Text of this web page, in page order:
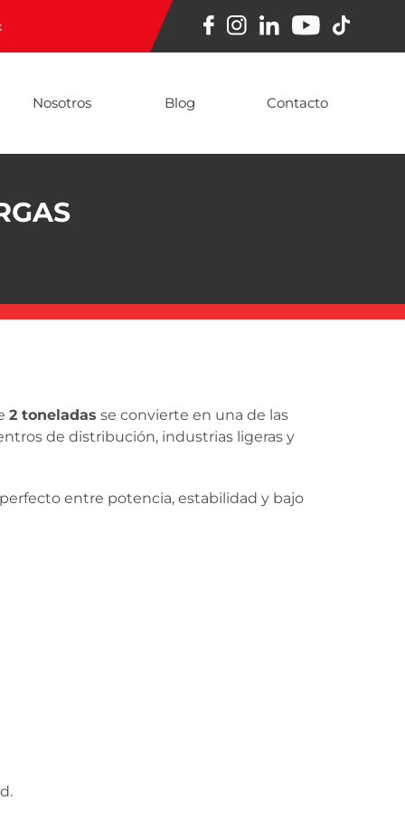
Nosotros Blog Contacto
2 toneladas se convierte en una de las
de distribución, industrias ligeras y
entre potencia, estabilidad y bajo